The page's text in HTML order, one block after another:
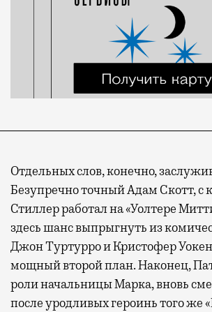
Отдельных слов, конечно,
Безупречно точный Адам Скотт, с
Стиллер работал на «Уолтере
здесь шанс выпрыгнуть из
Джон Туртурро и Кристофер
мощный второй план. Наконец,
роли начальницы Марка, вновь
после уродливых героинь того же